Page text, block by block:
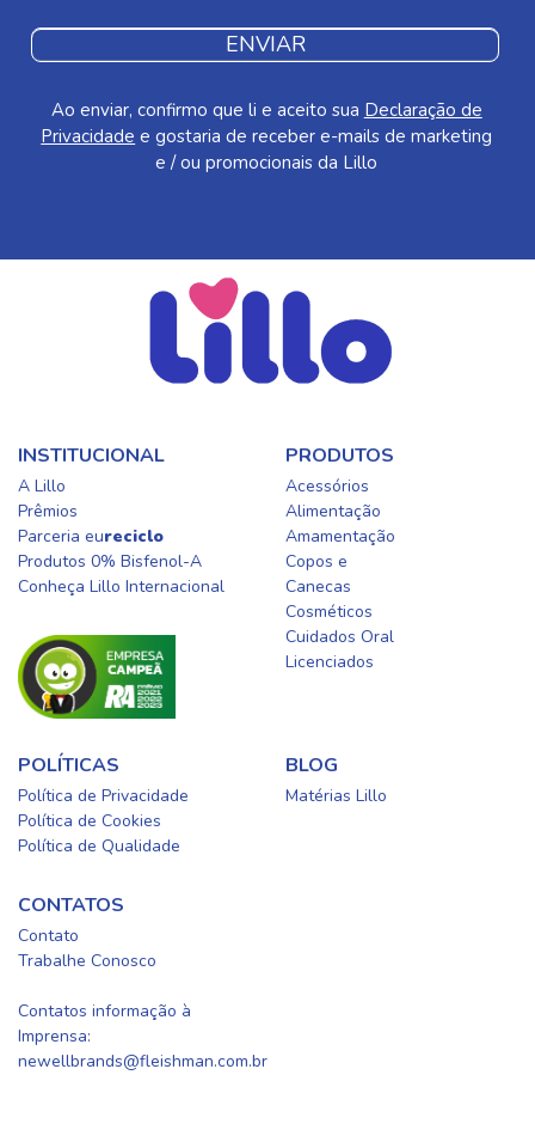
ENVIAR
Ao enviar, confirmo que li e aceito sua Declaração de
Privacidade e gostaria de receber e-mails de marketing
e / ou promocionais da Lillo
INSTITUCIONAL
A Lillo
Prêmios
Parceria eureciclo
Produtos 0% Bisfenol-A
Conheça Lillo Internacional
PRODUTOS
Acessórios
Alimentação
Amamentação
Copos e
Canecas
Cosméticos
Cuidados Oral​
Licenciados​
POLÍTICAS
Política de Privacidade
Política de Cookies
Política de Qualidade
BLOG
Matérias Lillo
CONTATOS
Contato
Trabalhe Conosco
Contatos informação à
Imprensa:
newellbrands@fleishman.com.br